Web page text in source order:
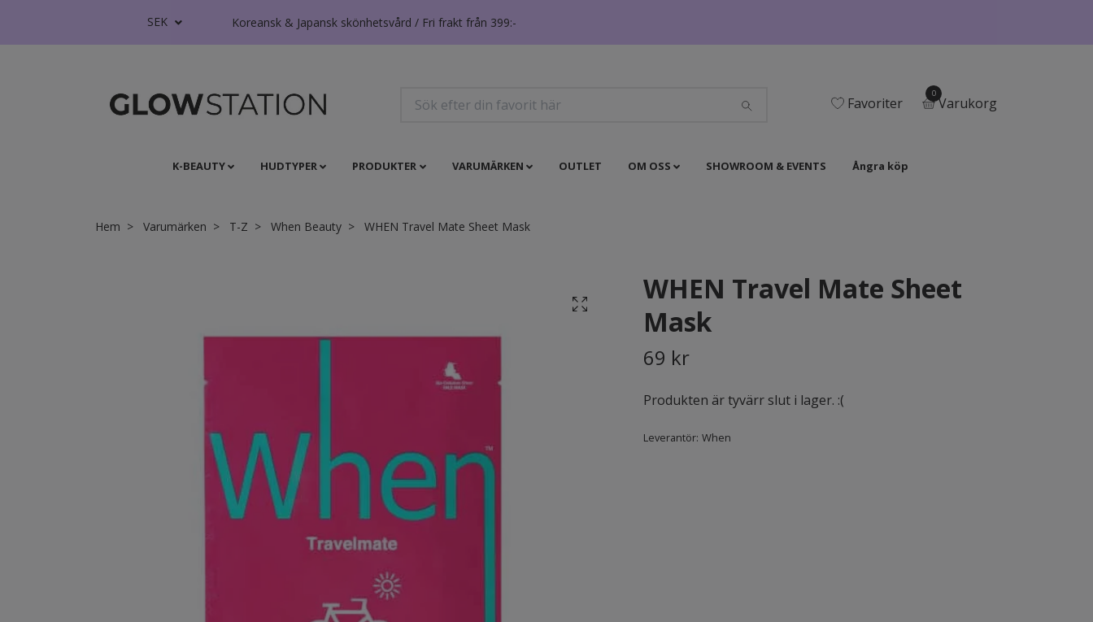
SEK Koreansk & Japansk skönhetsvård / Fri frakt från 399:-
Favoriter
0
Varukorg
K-BEAUTY HUDTYPER PRODUKTER VARUMÄRKEN OUTLET OM OSS SHOWROOM & EVENTS Ångra köp
Hem Varumärken T-Z When Beauty WHEN Travel Mate Sheet Mask
WHEN Travel Mate Sheet
Mask
69 kr
Produkten är tyvärr slut i lager. :(
Leverantör: When